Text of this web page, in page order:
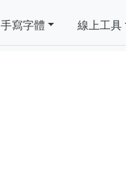
手寫字體 線上工具